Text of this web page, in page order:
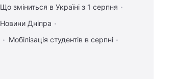
Що зміниться в Україні з 1 серпня
Новини Дніпра
Мобілізація студентів в серпні